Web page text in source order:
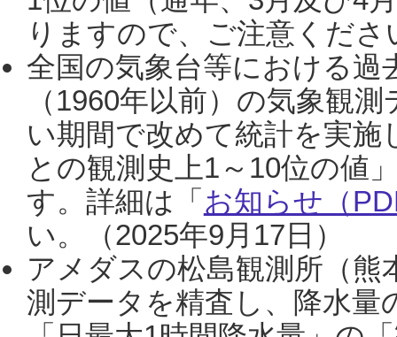
りますので、ご注意くだ
全国の気象台等における過
（1960年以前）の気象観
い期間で改めて統計を実
との観測史上1～10位の値
す。詳細は「 お知らせ（
い。（2025年9月17日）
アメダスの松島観測所（熊
測データを精査し、降水